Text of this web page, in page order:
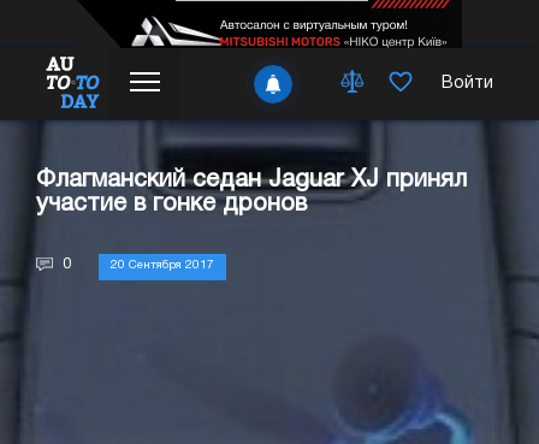
Войти
Флагманский седан Jaguar XJ принял
участие в гонке дронов
0 20 Сентября 2017